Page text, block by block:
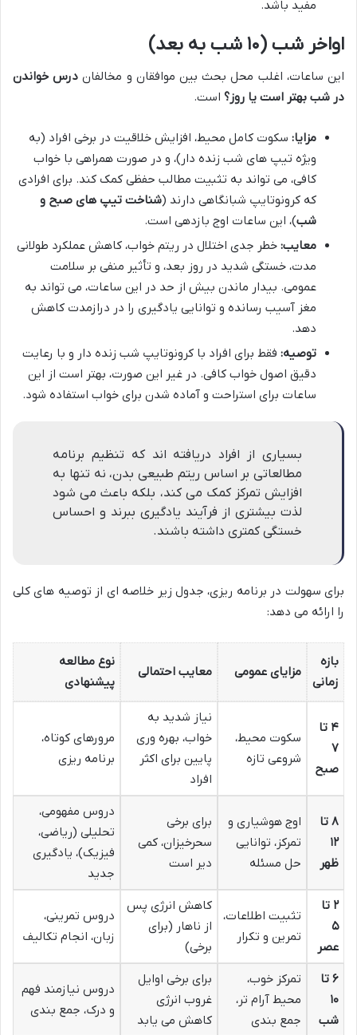
مفید باشد.
اواخر شب (۱۰ شب به بعد)
این ساعات، اغلب محل بحث بین موافقان و مخالفان درس خواندن
در شب بهتر است یا روز؟ است.
مزایا: سکوت کامل محیط، افزایش خلاقیت در برخی افراد (به
ویژه تیپ های شب زنده دار)، و در صورت همراهی با خواب
کافی، می تواند به تثبیت مطالب حفظی کمک کند. برای افرادی
که کرونوتایپ شبانگاهی دارند (شناخت تیپ های صبح و
شب)، این ساعات اوج بازدهی است.
معایب: خطر جدی اختلال در ریتم خواب، کاهش عملکرد طولانی
مدت، خستگی شدید در روز بعد، و تأثیر منفی بر سلامت
عمومی. بیدار ماندن بیش از حد در این ساعات، می تواند به
مغز آسیب رسانده و توانایی یادگیری را در درازمدت کاهش
دهد.
توصیه: فقط برای افراد با کرونوتایپ شب زنده دار و با رعایت
دقیق اصول خواب کافی. در غیر این صورت، بهتر است از این
ساعات برای استراحت و آماده شدن برای خواب استفاده شود.
بسیاری از افراد دریافته اند که تنظیم برنامه
مطالعاتی بر اساس ریتم طبیعی بدن، نه تنها به
افزایش تمرکز کمک می کند، بلکه باعث می شود
لذت بیشتری از فرآیند یادگیری ببرند و احساس
خستگی کمتری داشته باشند.
برای سهولت در برنامه ریزی، جدول زیر خلاصه ای از توصیه های کلی
را ارائه می دهد:
بازه
زمانی
مزایای عمومی معایب احتمالی
نوع مطالعه
پیشنهادی
۴ تا
۷
صبح
سکوت محیط،
شروعی تازه
نیاز شدید به
خواب، بهره وری
پایین برای اکثر
افراد
مرورهای کوتاه،
برنامه ریزی
۸ تا
۱۲
ظهر
اوج هوشیاری و
تمرکز، توانایی
حل مسئله
برای برخی
سحرخیزان، کمی
دیر است
دروس مفهومی،
تحلیلی (ریاضی،
فیزیک)، یادگیری
جدید
۲ تا
۵
عصر
تثبیت اطلاعات،
تمرین و تکرار
کاهش انرژی پس
از ناهار (برای
برخی)
دروس تمرینی،
زبان، انجام تکالیف
۶ تا
۱۰
شب
تمرکز خوب،
محیط آرام تر،
جمع بندی
برای برخی اوایل
غروب انرژی
کاهش می یابد
دروس نیازمند فهم
و درک، جمع بندی